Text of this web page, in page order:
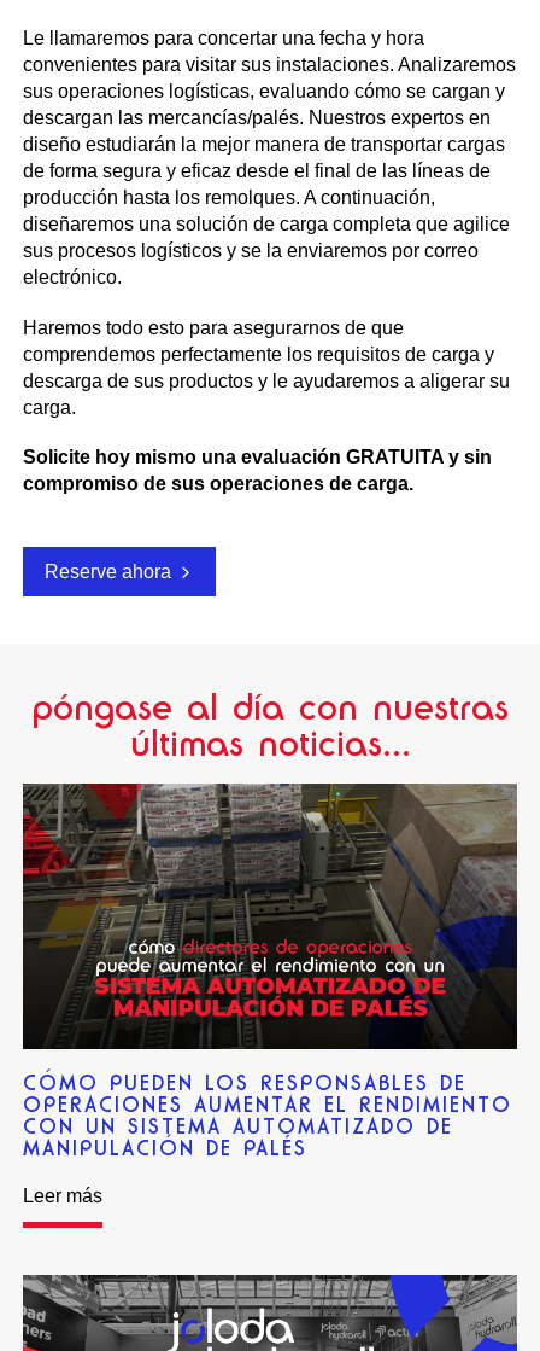
Le llamaremos para concertar una fecha y hora
convenientes para visitar sus instalaciones. Analizaremos
sus operaciones logísticas, evaluando cómo se cargan y
descargan las mercancías/palés. Nuestros expertos en
diseño estudiarán la mejor manera de transportar cargas
de forma segura y eficaz desde el final de las líneas de
producción hasta los remolques. A continuación,
diseñaremos una solución de carga completa que agilice
sus procesos logísticos y se la enviaremos por correo
electrónico.
Haremos todo esto para asegurarnos de que
comprendemos perfectamente los requisitos de carga y
descarga de sus productos y le ayudaremos a aligerar su
carga.
Solicite hoy mismo una evaluación GRATUITA y sin
compromiso de sus operaciones de carga.
Reserve ahora
póngase al día con nuestras
últimas noticias...
CÓMO PUEDEN LOS RESPONSABLES DE
OPERACIONES AUMENTAR EL RENDIMIENTO
CON UN SISTEMA AUTOMATIZADO DE
MANIPULACIÓN DE PALÉS
Leer más